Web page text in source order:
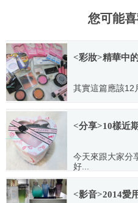
您可能
<彩妝>精華中
其實這篇應該12
2012.02.15
<分享>10樣近
今天來跟大家分
好...
2012.06.07
<影音>2014愛